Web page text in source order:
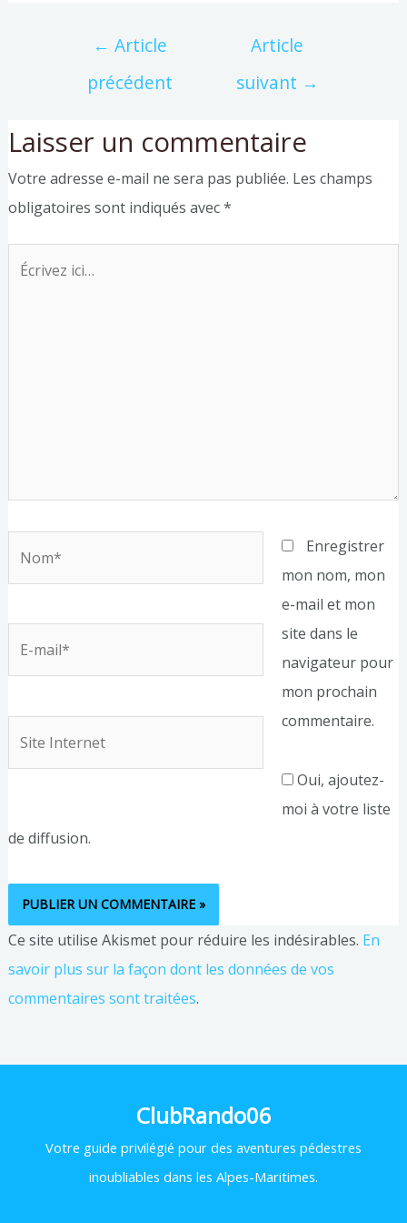
← Article
précédent
Article
suivant →
Laisser un commentaire
Votre adresse e-mail ne sera pas publiée. Les champs
obligatoires sont indiqués avec*
Écrivez
Enregistrer
mon nom, mon
e-mail et mon
site dans le
navigateur pour
mon prochain
commentaire.
Oui, ajoutez-
moi à votre liste
de diffusion.
Ce site utilise Akismet pour réduire les indésirables. En
savoir plus sur la façon dont les données de vos
commentaires sont traitées.
ClubRando06
Votre guide privilégié pour des aventures pédestres
inoubliables dans les Alpes-Maritimes.